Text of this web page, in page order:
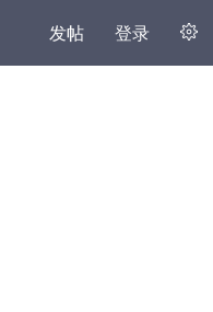
发帖 登录